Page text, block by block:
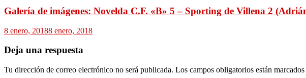
Galería de imágenes: Novelda C.F. «B» 5 – Sporting de Villena 2
8 enero, 20188 enero, 2018
Deja una respuesta
Tu dirección de correo electrónico no será publicada. Los campos obligatorios están marcados